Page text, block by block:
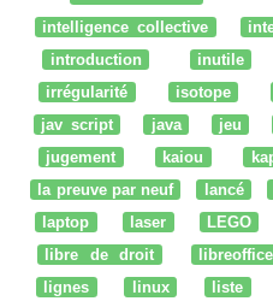
intelligence collective
introduction
inutile
irrégularité
isotope
jav script
java jeu
jugement
kaiou
la preuve par neuf
lancé
laptop
laser LEGO
libre de droit
libreoffice
lignes
linux liste